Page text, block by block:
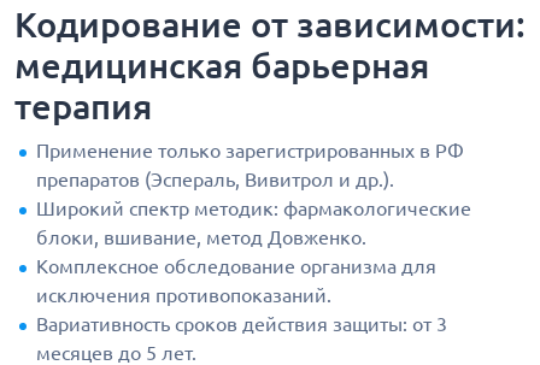
Кодирование от зависимости:
медицинская барьерная
терапия
Применение только зарегистрированных в РФ
препаратов (Эспераль, Вивитрол и др.).
Широкий спектр методик: фармакологические
блоки, вшивание, метод Довженко.
Комплексное обследование организма для
исключения противопоказаний.
Вариативность сроков действия защиты: от 3
месяцев до 5 лет.